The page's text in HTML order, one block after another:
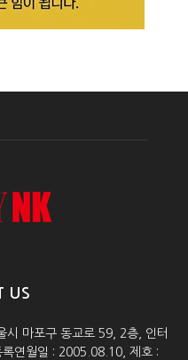
US
시 마포구 동교로 59, 2층, 인터
연월일 : 2005.08.10, 제호 :